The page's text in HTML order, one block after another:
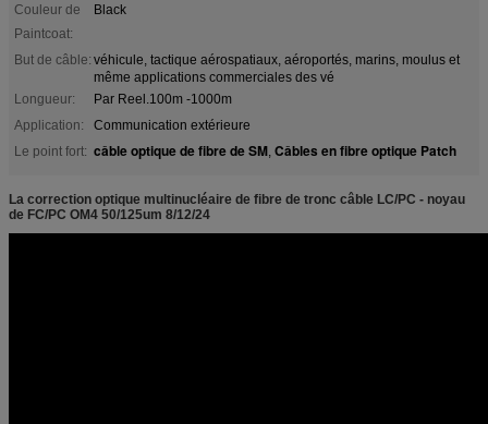
Couleur de
Paintcoat:
Black
But de câble: véhicule, tactique aérospatiaux, aéroportés, marins, moulus et
même applications commerciales des vé
Longueur:
Par Reel.100m -1000m
Application:
Communication extérieure
Le point fort: câble optique de fibre de SM, Câbles en fibre optique Patch
La correction optique multinucléaire de fibre de tronc câble LC/PC - noyau
de FC/PC OM4 50/125um 8/12/24